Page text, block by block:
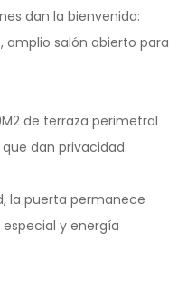
dan la bienvenida:
amplio salón abierto para
de terraza perimetral
dan privacidad.
la puerta permanece
y energía